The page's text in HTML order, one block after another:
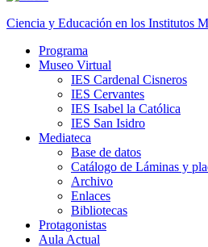
Ciencia y Educación en los Institutos
Programa
Museo Virtual
IES Cardenal Cisneros
IES Cervantes
IES Isabel la Católica
IES San Isidro
Mediateca
Base de datos
Catálogo de Láminas y
Archivo
Enlaces
Bibliotecas
Protagonistas
Aula Actual